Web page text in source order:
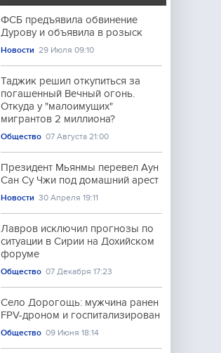
ФСБ предъявила обвинение
Дурову и объявила в розыск
Новости 29 Июля 09:10
Таджик решил откупиться за
погашенный Вечный огонь.
Откуда у "малоимущих"
мигрантов 2 миллиона?
Общество 07 Августа 21:00
Президент Мьянмы перевел Аун
Сан Су Чжи под домашний арест
Новости 30 Апреля 19:11
Лавров исключил прогнозы по
ситуации в Сирии на Дохийском
форуме
Общество 07 Декабря 17:23
Село Дорогощь: мужчина ранен
FPV-дроном и госпитализирован
Общество 09 Июня 18:14